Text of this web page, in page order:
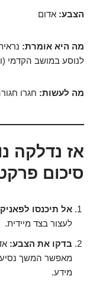
הצבע: אדום
מה היא אומרת:
לנוסע במושב הקדמי
מה לעשות: חגרו
אז נדלקה
סיכום
אל תיכנסו
לעצור בצד מיידית.
בדקו את הצבע:
מאפשר המשך
מידע.